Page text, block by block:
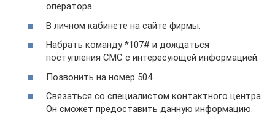
оператора.
В личном кабинете на сайте фирмы.
Набрать команду *107# и дождаться
поступления СМС с интересующей информацией.
Позвонить на номер 504.
Связаться со специалистом контактного центра.
Он сможет предоставить данную информацию.